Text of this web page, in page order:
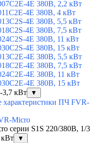
4E 380В, 2,2 кВт
4E 380В, 4 кВт
4E 380В, 5,5 кВт
4E 380В, 7,5 кВт
4E 380В, 11 кВт
4E 380В, 15 кВт
4E 380В, 5,5 кВт
4E 380В, 7,5 кВт
4E 380В, 11 кВт
4E 380В, 15 кВт
кВт
▼
характеристики ПЧ FVR-
Micro
серии S1S 220/380В, 1/3
кВт
▼